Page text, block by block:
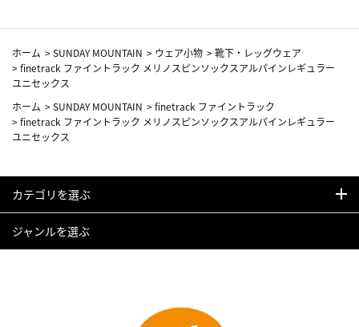
ホーム >SUNDAY MOUNTAIN > ウェア小物 >靴下・レッグウェア
>finetrack ファイントラック メリノスピンソックスアルパインレギュラー
ユニセックス
ホーム >SUNDAY MOUNTAIN >finetrack ファイントラック
>finetrack ファイントラック メリノスピンソックスアルパインレギュラー
ユニセックス
カテゴリを選ぶ
ジャンルを選ぶ